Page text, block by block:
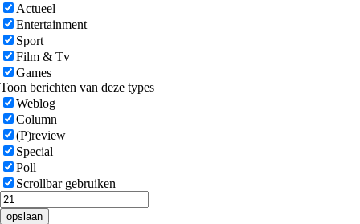
Actueel
Entertainment
Sport
Film & Tv
Games
Toon berichten van deze types
Weblog
Column
(P)review
Special
Poll
Scrollbar gebruiken
opslaan